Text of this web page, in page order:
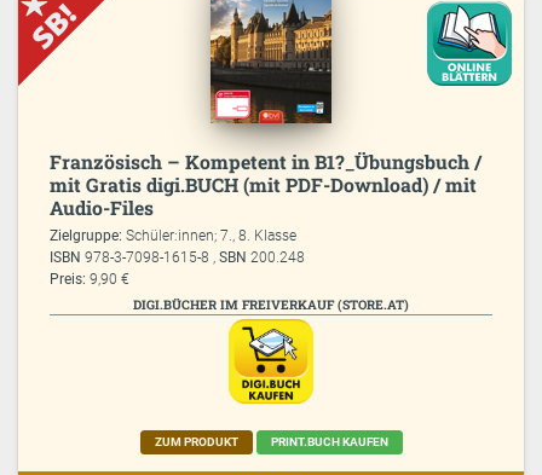
Französisch – Kompetent in B1?_Übungsbuch /
mit Gratis digi.BUCH (mit PDF-Download) / mit
Audio-Files
Zielgruppe:Schüler:innen; 7., 8. Klasse
ISBN978-3-7098-1615-8 ,SBN200.248
Preis: 9,90 €
DIGI.BÜCHER IM FREIVERKAUF (STORE.AT)
ZUM PRODUKT PRINT.BUCH KAUFEN